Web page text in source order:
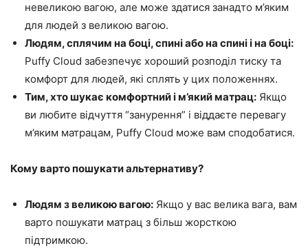
невеликою вагою, але може здатися занадто м’яким
для людей з великою вагою.
Людям, сплячим на боці, спині або на спині і на боці:
Puffy Cloud забезпечує хороший розподіл тиску та
комфорт для людей, які сплять у цих положеннях.
Тим, хто шукає комфортний і м’який матрац: Якщо
ви любите відчуття “занурення” і віддаєте перевагу
м’яким матрацам, Puffy Cloud може вам сподобатися.
Кому варто пошукати альтернативу?
Людям з великою вагою: Якщо у вас велика вага, вам
варто пошукати матрац з більш жорсткою
підтримкою.